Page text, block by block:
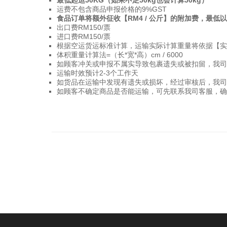
运费不包含商品申报价格的9%GST
食品订单将额外征收【RM4 / 公斤】的附加费，最低
出口费RM150/票
进口费RM150/票
根据空运货运标准计算，运输实际计算重量将依据【
体积重量计算法=（长*宽*高）cm / 6000
如顾客冲关或申报不属实导致包裹遗失或被扣留，我
运输时效预计2-3个工作天
如货品在运输中发现有遗失或损坏，经过审核后，我
如顾客不确定商品是否能运输，可先联系我司客服，